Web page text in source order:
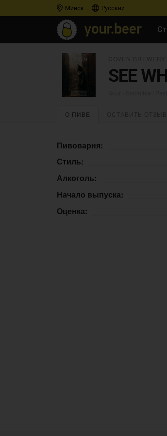
Минск Русский
SEE
О ПИВЕ
Пивоварня:
Стиль:
Алкоголь:
Начало выпуска:
Оценка: